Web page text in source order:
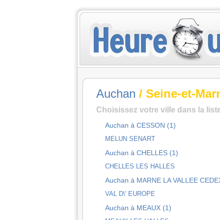
Auchan / Seine-et-
Choisissez votre ville dans la
Auchan à CESSON (1)
MELUN SENART
Auchan à CHELLES (1)
CHELLES LES HALLES
Auchan à MARNE LA VALLEE
VAL D\' EUROPE
Auchan à MEAUX (1)